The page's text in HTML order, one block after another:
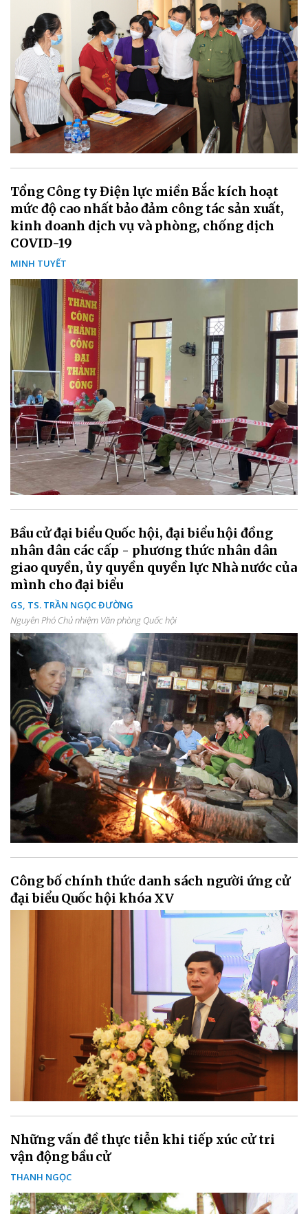
Tổng Công ty Điện lực miền Bắc kích hoạt
mức độ cao nhất bảo đảm công tác sản xuất,
kinh doanh dịch vụ và phòng, chống dịch
COVID-19
MINH TUYẾT
Bầu cử đại biểu Quốc hội, đại biểu hội đồng
nhân dân các cấp - phương thức nhân dân
giao quyền, ủy quyền quyền lực Nhà nước của
mình cho đại biểu
GS, TS. TRẦN NGỌC ĐƯỜNG
Nguyên Phó Chủ nhiệm Văn phòng Quốc hội
Công bố chính thức danh sách người ứng cử
đại biểu Quốc hội khóa XV
Những vấn đề thực tiễn khi tiếp xúc cử tri
vận động bầu cử
THANH NGỌC